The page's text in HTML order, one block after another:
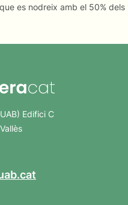
es nodreix amb el 50%
Edifici C